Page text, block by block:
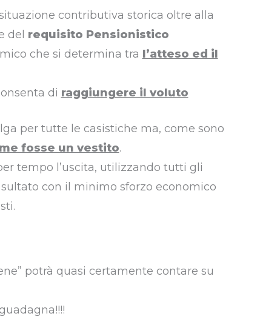
contributiva storica oltre alla
del requisito Pensionistico
che si determina tra l’atteso ed il
di raggiungere il voluto
per tutte le casistiche ma, come sono
fosse un vestito.
tempo l’uscita, utilizzando tutti gli
con il minimo sforzo economico
potrà quasi certamente contare su